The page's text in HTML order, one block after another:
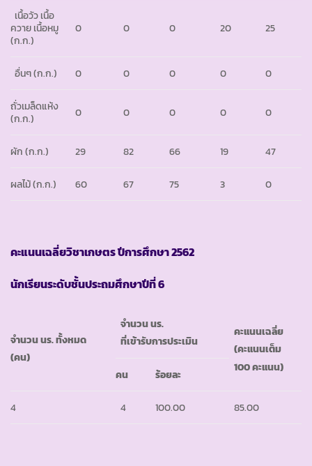
เนื้อวัว เนื้อ
ควาย เนื้อหมู
(ก.ก.)
0 0 0 20 25
อื่นๆ(ก.ก.) 0 0 0 0 0
ถั่วเมล็ดแห้ง
(ก.ก.)
0 0 0 0 0
ผัก(ก.ก.) 29 82 66 19 47
ผลไม้(ก.ก.) 60 67 75 3 0
คะแนนเฉลี่ยวิชาเกษตร ปีการศึกษา 2562
นักเรียนระดับชั้นประถมศึกษาปีที่ 6
จำนวน นร. ทั้งหมด
(คน)
จำนวน นร.
ที่เข้ารับการประเมิน
คะแนนเฉลี่ย
(คะแนนเต็ม
100 คะแนน)
คน ร้อยละ
4 4 100.00 85.00